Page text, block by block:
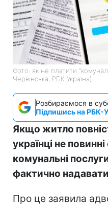
Фото: як не платити
Червінська, РБК-Україна)
Розбираємося в
Підпишись на РБК-
Якщо житло
українці не
комунальні
фактично
Про це заявила